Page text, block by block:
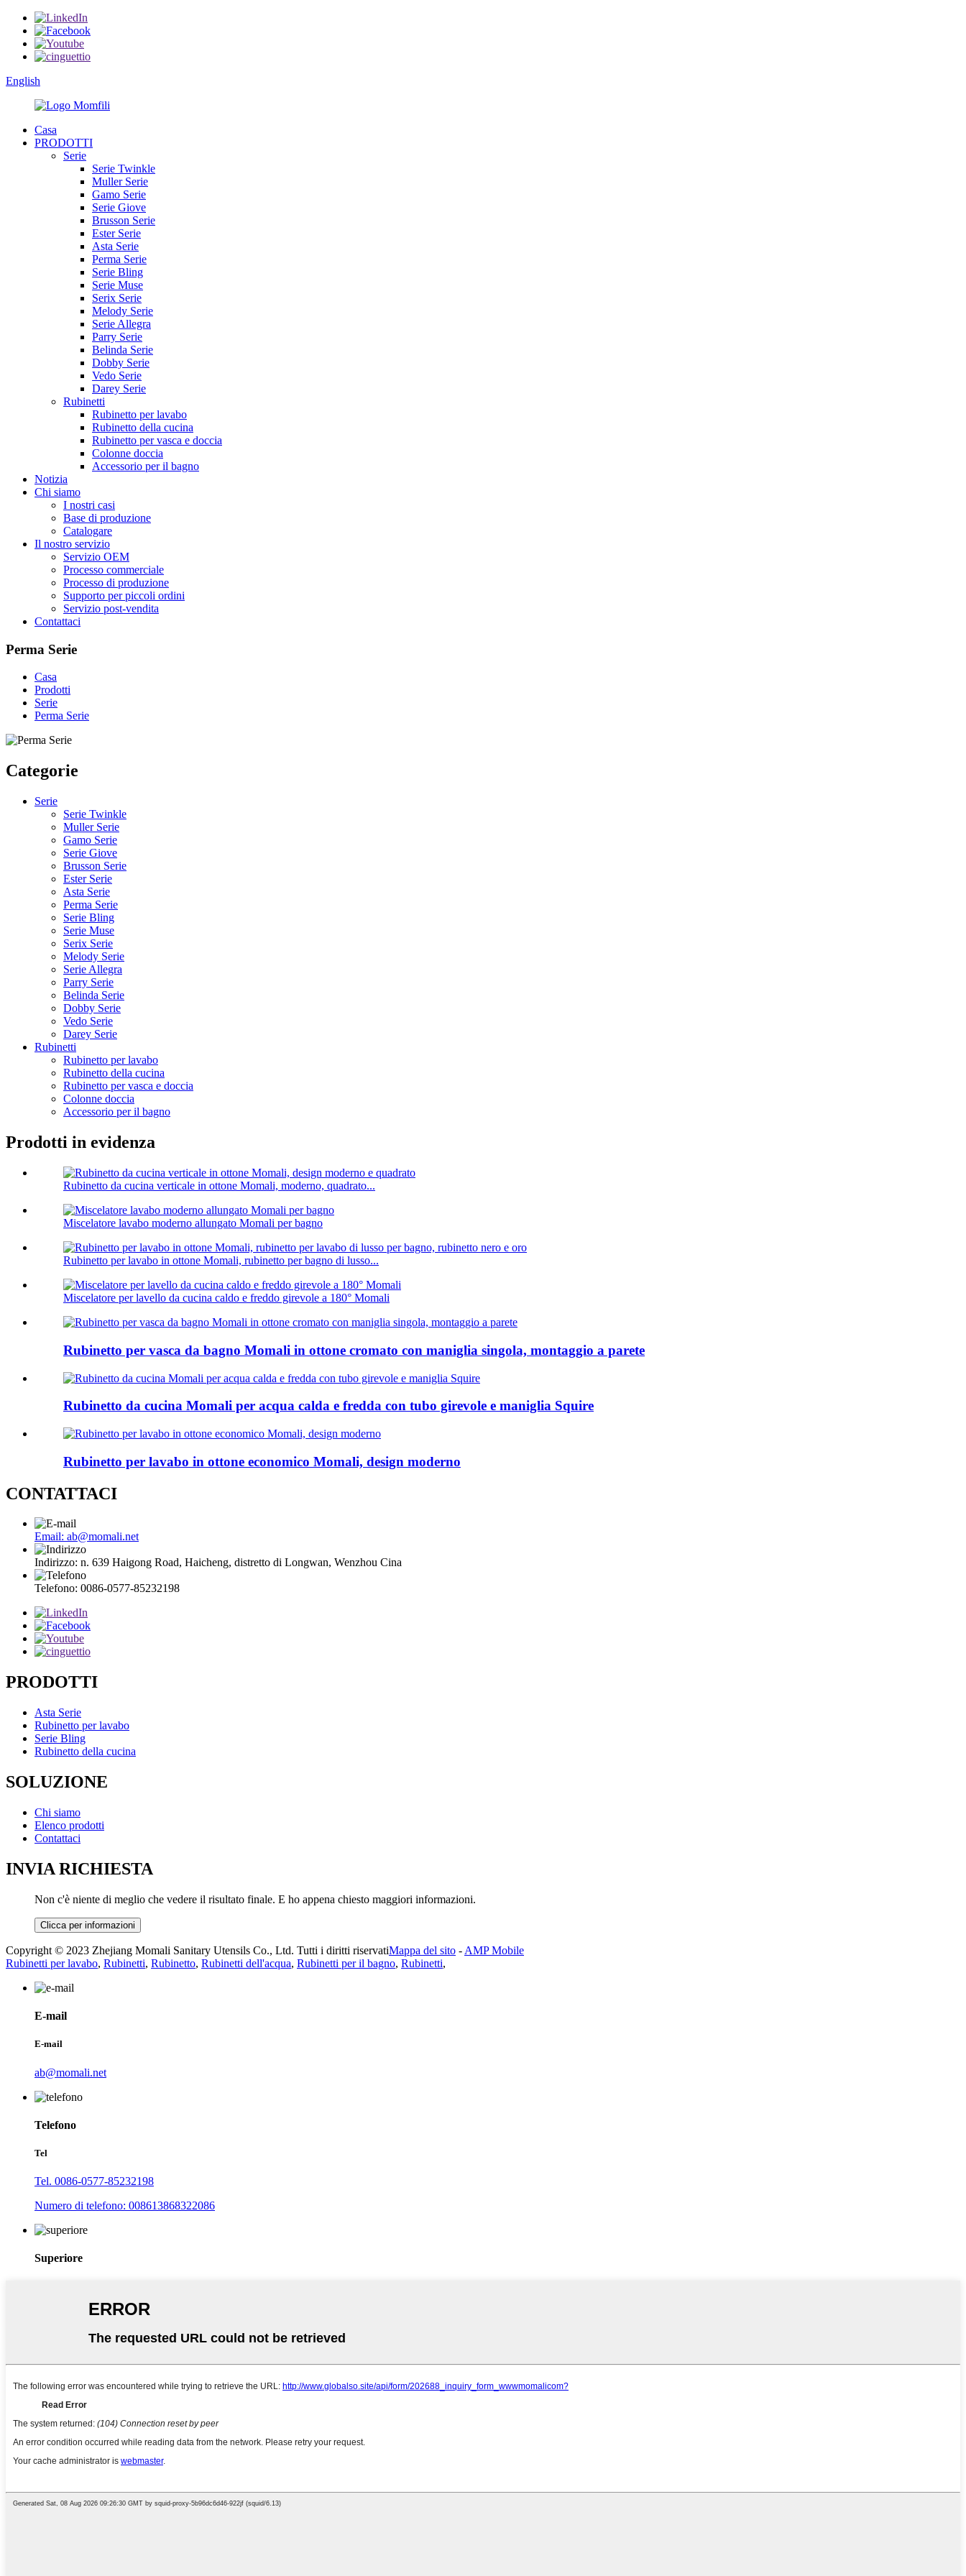
English
Casa
PRODOTTI
Serie
Serie Twinkle
Muller Serie
Gamo Serie
Serie Giove
Brusson Serie
Ester Serie
Asta Serie
Perma Serie
Serie Bling
Serie Muse
Serix Serie
Melody Serie
Serie Allegra
Parry Serie
Belinda Serie
Dobby Serie
Vedo Serie
Darey Serie
Rubinetti
Rubinetto per lavabo
Rubinetto della cucina
Rubinetto per vasca e doccia
Colonne doccia
Accessorio per il bagno
Notizia
Chi siamo
I nostri casi
Base di produzione
Catalogare
Il nostro servizio
Servizio OEM
Processo commerciale
Processo di produzione
Supporto per piccoli ordini
Servizio post-vendita
Contattaci
Perma Serie
Casa
Prodotti
Serie
Perma Serie
Categorie
Serie
Serie Twinkle
Muller Serie
Gamo Serie
Serie Giove
Brusson Serie
Ester Serie
Asta Serie
Perma Serie
Serie Bling
Serie Muse
Serix Serie
Melody Serie
Serie Allegra
Parry Serie
Belinda Serie
Dobby Serie
Vedo Serie
Darey Serie
Rubinetti
Rubinetto per lavabo
Rubinetto della cucina
Rubinetto per vasca e doccia
Colonne doccia
Accessorio per il bagno
Prodotti in evidenza
Rubinetto da cucina verticale in ottone Momali, moderno, quadrato...
Miscelatore lavabo moderno allungato Momali per bagno
Rubinetto per lavabo in ottone Momali, rubinetto per bagno di lusso...
Miscelatore per lavello da cucina caldo e freddo girevole a 180° Momali
Rubinetto per vasca da bagno Momali in ottone cromato con maniglia singola, montaggio a parete
Rubinetto da cucina Momali per acqua calda e fredda con tubo girevole e maniglia Squire
Rubinetto per lavabo in ottone economico Momali, design moderno
CONTATTACI
Email: ab@momali.net
Indirizzo: n. 639 Haigong Road, Haicheng, distretto di Longwan, Wenzhou Cina
Telefono: 0086-0577-85232198
PRODOTTI
Asta Serie
Rubinetto per lavabo
Serie Bling
Rubinetto della cucina
SOLUZIONE
Chi siamo
Elenco prodotti
Contattaci
INVIA RICHIESTA
Non c'è niente di meglio che vedere il risultato finale. E ho appena chiesto maggiori informazioni.
Clicca per informazioni
Copyright © 2023 Zhejiang Momali Sanitary Utensils Co., Ltd. Tutti i diritti riservatiMappa del sito - AMP Mobile
Rubinetti per lavabo, Rubinetti, Rubinetto, Rubinetti dell'acqua, Rubinetti per il bagno, Rubinetti,
E-mail
E-mail
ab@momali.net
Telefono
Tel
Tel. 0086-0577-85232198
Numero di telefono: 008613868322086
Superiore